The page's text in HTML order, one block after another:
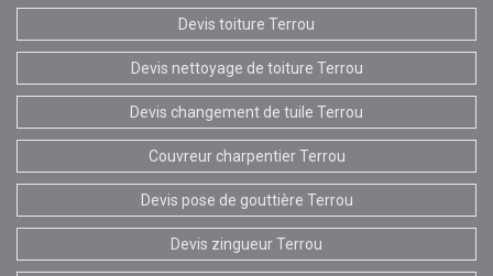
Devis toiture Terrou
Devis nettoyage de toiture Terrou
Devis changement de tuile Terrou
Couvreur charpentier Terrou
Devis pose de gouttière Terrou
Devis zingueur Terrou